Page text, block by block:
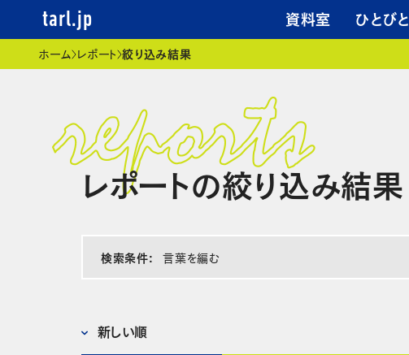
tarl.jp 資料室 ひとびと
現在位置ホーム レポート 絞り込み結果
レポートの絞り込み結果
検索条件: 言葉を編む